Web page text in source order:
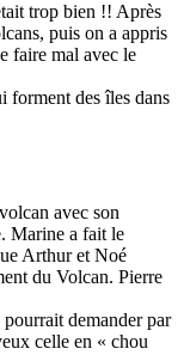
trop bien !! Après
puis on a appris
faire mal avec le
forment des îles dans
avec son
Marine a fait le
Arthur et Noé
du Volcan. Pierre
demander par
celle en « chou